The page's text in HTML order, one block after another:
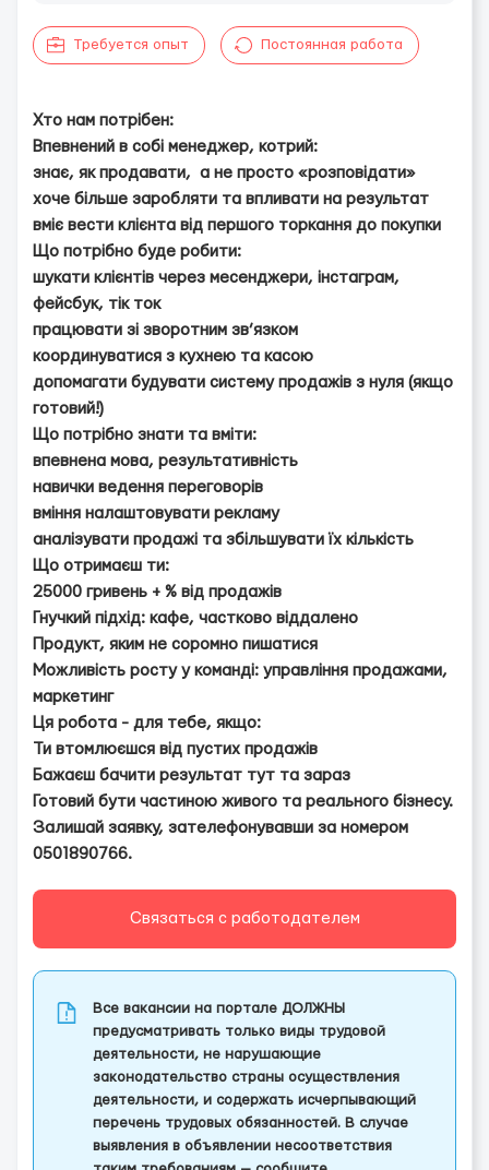
Требуется опыт Постоянная работа
Хто нам потрібен:
Впевнений в собі менеджер, котрий:
знає, як продавати, а не просто «розповідати»
хоче більше заробляти та впливати на результат
вміє вести клієнта від першого торкання до покупки
Що потрібно буде робити:
шукати клієнтів через месенджери, інстаграм,
фейсбук, тік ток
працювати зі зворотним зв’язком
координуватися з кухнею та касою
допомагати будувати систему продажів з нуля (якщо
готовий!)
Що потрібно знати та вміти:
впевнена мова, результативність
навички ведення переговорів
вміння налаштовувати рекламу
аналізувати продажі та збільшувати їх кількість
Що отримаєш ти:
25000 гривень + % від продажів
Гнучкий підхід: кафе, частково віддалено
Продукт, яким не соромно пишатися
Можливість росту у команді: управління продажами,
маркетинг
Ця робота - для тебе, якщо:
Ти втомлюєшся від пустих продажів
Бажаєш бачити результат тут та зараз
Готовий бути частиною живого та реального бізнесу.
Залишай заявку, зателефонувавши за номером
0501890766.
Связаться с работодателем
Все вакансии на портале ДОЛЖНЫ
предусматривать только виды трудовой
деятельности, не нарушающие
законодательство страны осуществления
деятельности, и содержать исчерпывающий
перечень трудовых обязанностей. В случае
выявления в объявлении несоответствия